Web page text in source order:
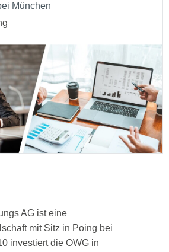
München
AG ist eine
mit Sitz in Poing bei
investiert die OWG in